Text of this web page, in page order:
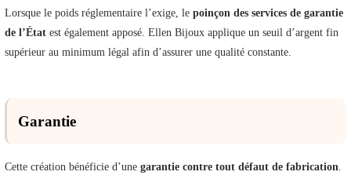
Lorsque le poids réglementaire l’exige, le poinçon des services de garantie
de l’État est également apposé. Ellen Bijoux applique un seuil d’argent fin
supérieur au minimum légal afin d’assurer une qualité constante.
Garantie
Cette création bénéficie d’une garantie contre tout défaut de fabrication